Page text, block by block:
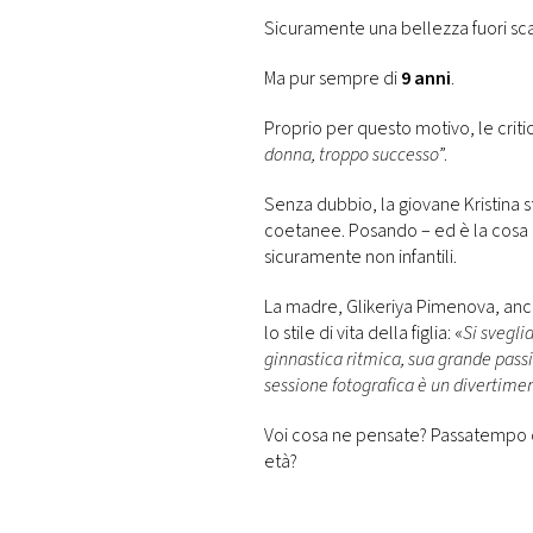
Sicuramente una bellezza fuori
Ma pur sempre di9 anni.
Proprio per questo motivo, le
donna, troppo successo”.
Senza dubbio, la giovane Kristina
coetanee. Posando – ed è la
sicuramente non infantili.
La madre, Glikeriya Pimenova,
lo stile di vita della figlia: «Si
ginnastica ritmica, sua grande
sessione fotografica è un
Voi cosa ne pensate?
età?